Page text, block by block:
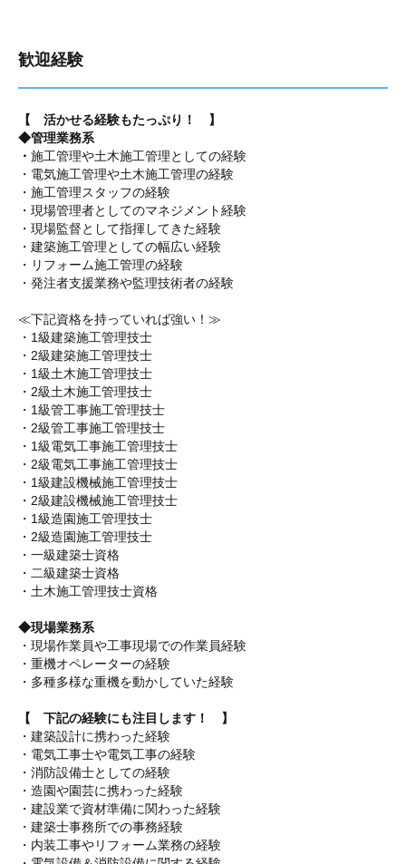
歓迎経験
【 活かせる経験もたっぷり！ 】
◆管理業務系
・ 施工管理や土木施工管理としての経験
・電気施工管理や土木施工管理の経験
・施工管理スタッフの経験
・現場管理者としてのマネジメント経験
・現場監督として指揮してきた経験
・建築施工管理としての幅広い経験
・リフォーム施工管理の経験
・発注者支援業務や監理技術者の経験
≪下記資格を持っていれば強い！≫
・1級建築施工管理技士
・2級建築施工管理技士
・1級土木施工管理技士
・2級土木施工管理技士
・1級管工事施工管理技士
・2級管工事施工管理技士
・1級電気工事施工管理技士
・2級電気工事施工管理技士
・1級建設機械施工管理技士
・2級建設機械施工管理技士
・1級造園施工管理技士
・2級造園施工管理技士
・一級建築士資格
・二級建築士資格
・土木施工管理技士資格
◆現場業務系
・現場作業員や工事現場での作業員経験
・重機オペレーターの経験
・多種多様な重機を動かしていた経験
【 下記の経験にも注目します！ 】
・建築設計に携わった経験
・電気工事士や電気工事の経験
・消防設備士としての経験
・造園や園芸に携わった経験
・建設業で資材準備に関わった経験
・建築士事務所での事務経験
・内装工事やリフォーム業務の経験